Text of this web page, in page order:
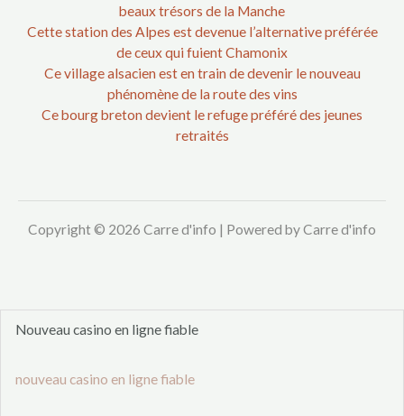
beaux trésors de la Manche
Cette station des Alpes est devenue l’alternative préférée
de ceux qui fuient Chamonix
Ce village alsacien est en train de devenir le nouveau
phénomène de la route des vins
Ce bourg breton devient le refuge préféré des jeunes
retraités
Copyright © 2026 Carre d'info | Powered by Carre d'info
Nouveau casino en ligne fiable
nouveau casino en ligne fiable